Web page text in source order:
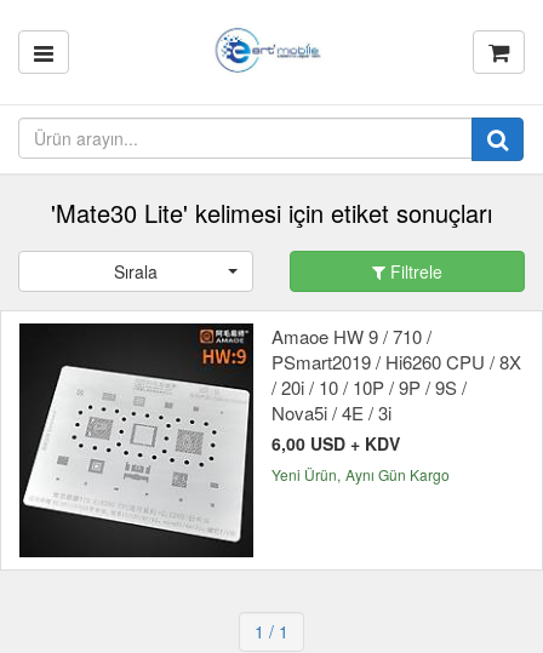
'Mate30 Lite' kelimesi için etiket sonuçları
Sırala Filtrele
Amaoe HW 9 / 710 /
PSmart2019 / Hi6260 CPU / 8X
/ 20i / 10 / 10P / 9P / 9S /
Nova5i / 4E / 3i
6,00 USD + KDV
Yeni Ürün Aynı Gün Kargo
1 / 1